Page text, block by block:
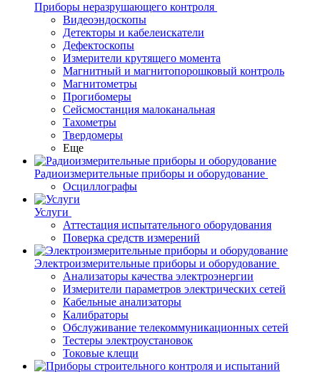
Приборы неразрушающего контроля
Видеоэндоскопы
Детекторы и кабелеискатели
Дефектоскопы
Измерители крутящего момента
Магнитный и магнитопорошковый контроль
Магнитометры
Прогибомеры
Сейсмостанция малоканальная
Тахометры
Твердомеры
Еще
Радиоизмерительные приборы и оборудование
Осциллографы
Услуги
Аттестация испытательного оборудования
Поверка средств измерений
Электроизмерительные приборы и оборудование
Анализаторы качества электроэнергии
Измерители параметров электрических сетей
Кабельные анализаторы
Калибраторы
Обслуживание телекоммуникационных сетей
Тестеры электроустановок
Токовые клещи